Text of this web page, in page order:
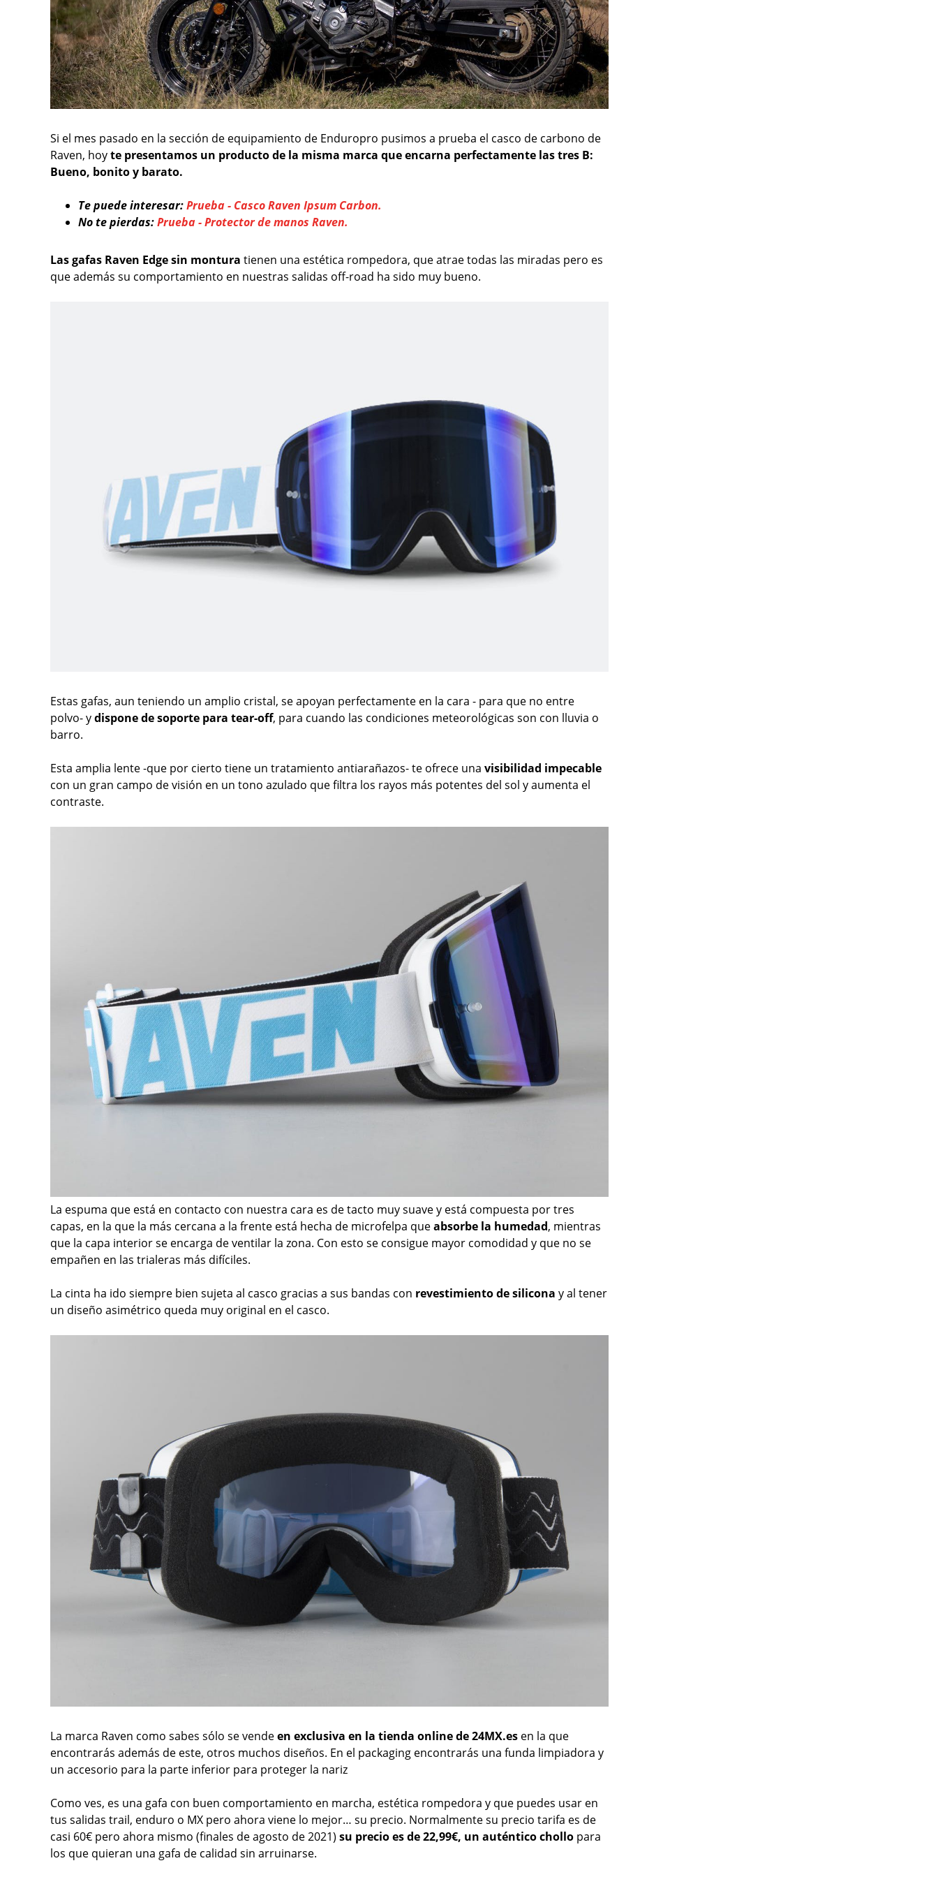
Si el mes pasado en la sección de equipamiento de Enduropro pusimos a prueba el casco de carbono de
Raven, hoyte presentamos un producto de la misma marca que encarna perfectamente las tres B:
Bueno, bonito y barato.
Te puede interesar:Prueba - Casco Raven Ipsum Carbon.
No te pierdas:Prueba - Protector de manos Raven.
Las gafas Raven Edge sin montura tienen una estética rompedora, que atrae todas las miradas pero es
que además su comportamiento en nuestras salidas off-road ha sido muy bueno.
Estas gafas, aun teniendo un amplio cristal, se apoyan perfectamente en la cara - para que no entre
polvo- ydispone de soporte para tear-off, para cuando las condiciones meteorológicas son con lluvia o
barro.
Esta amplia lente -que por cierto tiene un tratamiento antiarañazos- te ofrece una visibilidad impecable
con un gran campo de visión en un tono azulado que filtra los rayos más potentes del sol y aumenta el
contraste.
La espuma que está en contacto con nuestra cara es de tacto muy suave y está compuesta por tres
capas, en la que la más cercana a la frente está hecha de microfelpa queabsorbe la humedad, mientras
que la capa interior se encarga de ventilar la zona. Con esto se consigue mayor comodidad y que no se
empañen en las trialeras más difíciles.
La cinta ha ido siempre bien sujeta al casco gracias a sus bandas con revestimiento de silicona y al tener
un diseño asimétrico queda muy original en el casco.
La marca Raven como sabes sólo se vendeen exclusiva en la tienda online de 24MX.es en la que
encontrarás además de este, otros muchos diseños. En el packaging encontrarás una funda limpiadora y
un accesorio para la parte inferior para proteger la nariz
Como ves, es una gafa con buen comportamiento en marcha, estética rompedora y que puedes usar en
tus salidas trail, enduro o MX pero ahora viene lo mejor… su precio. Normalmente su precio tarifa es de
casi 60€ pero ahora mismo (finales de agosto de 2021) su precio es de 22,99€, un auténtico chollo para
los que quieran una gafa de calidad sin arruinarse.